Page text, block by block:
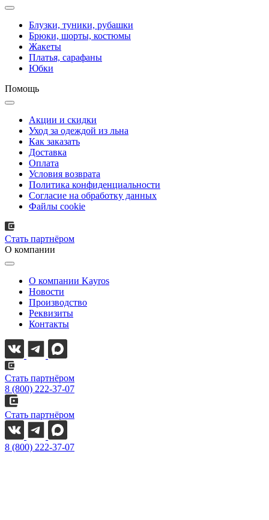
Блузки, туники, рубашки
Брюки, шорты, костюмы
Жакеты
Платья, сарафаны
Юбки
Помощь
Акции и скидки
Уход за одеждой из льна
Как заказать
Доставка
Оплата
Условия возврата
Политика конфиденциальности
Согласие на обработку данных
Файлы cookie
Стать партнёром
О компании
О компании Kayros
Новости
Производство
Реквизиты
Контакты
Стать партнёром
8 (800) 222-37-07
Стать партнёром
8 (800) 222-37-07